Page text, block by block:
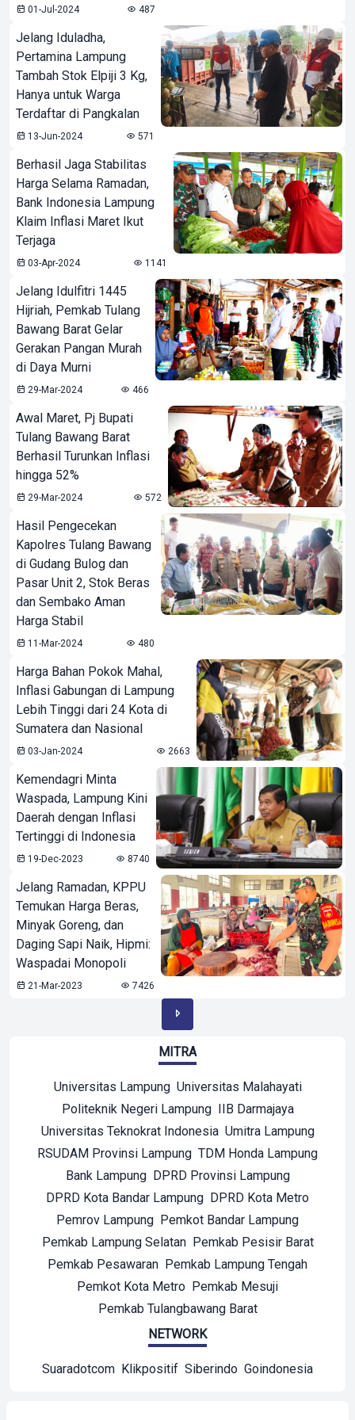
01-Jul-2024 487
Jelang Iduladha,
Pertamina Lampung
Tambah Stok Elpiji 3 Kg,
Hanya untuk Warga
Terdaftar di Pangkalan
13-Jun-2024 571
Berhasil Jaga Stabilitas
Harga Selama Ramadan,
Bank Indonesia Lampung
Klaim Inflasi Maret Ikut
Terjaga
03-Apr-2024 1141
Jelang Idulfitri 1445
Hijriah, Pemkab Tulang
Bawang Barat Gelar
Gerakan Pangan Murah
di Daya Murni
29-Mar-2024 466
Awal Maret, Pj Bupati
Tulang Bawang Barat
Berhasil Turunkan Inflasi
hingga 52%
29-Mar-2024 572
Hasil Pengecekan
Kapolres Tulang Bawang
di Gudang Bulog dan
Pasar Unit 2, Stok Beras
dan Sembako Aman
Harga Stabil
11-Mar-2024 480
Harga Bahan Pokok Mahal,
Inflasi Gabungan di Lampung
Lebih Tinggi dari 24 Kota di
Sumatera dan Nasional
03-Jan-2024 2663
Kemendagri Minta
Waspada, Lampung Kini
Daerah dengan Inflasi
Tertinggi di Indonesia
19-Dec-2023 8740
Jelang Ramadan, KPPU
Temukan Harga Beras,
Minyak Goreng, dan
Daging Sapi Naik, Hipmi:
Waspadai Monopoli
21-Mar-2023 7426
MITRA
Universitas Lampung Universitas Malahayati
Politeknik Negeri Lampung IIB Darmajaya
Universitas Teknokrat Indonesia Umitra Lampung
RSUDAM Provinsi Lampung TDM Honda Lampung
Bank Lampung DPRD Provinsi Lampung
DPRD Kota Bandar Lampung DPRD Kota Metro
Pemrov Lampung Pemkot Bandar Lampung
Pemkab Lampung Selatan Pemkab Pesisir Barat
Pemkab Pesawaran Pemkab Lampung Tengah
Pemkot Kota Metro Pemkab Mesuji
Pemkab Tulangbawang Barat
NETWORK
Suaradotcom Klikpositif Siberindo Goindonesia